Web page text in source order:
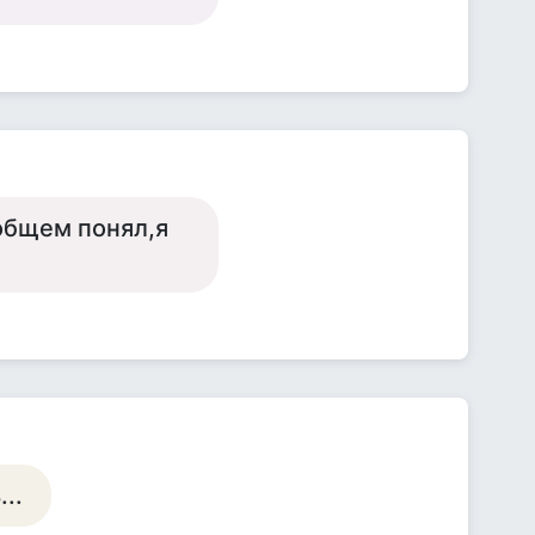
понял,я